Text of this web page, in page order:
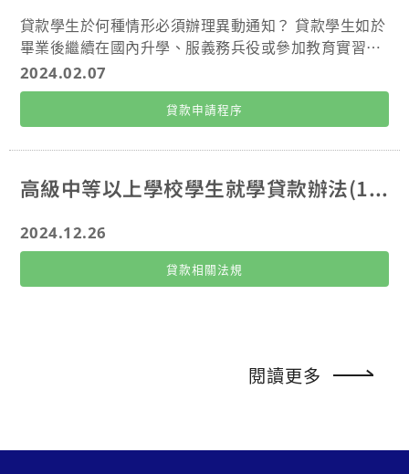
貸款學生於何種情形必須辦理異動通知？ 貸款學生如於
畢業後繼續在國內升學、服義務兵役或參加教育實習
者，應於事實發生時立即檢附相關證明文件【如：身分
證、繼續在國內就學之學生證、服義務兵役之應徵召服
役證明書（或：註明役種及退伍日期之在營證明）、或
教育主管機關核發之教師實習證】通知臺灣銀行承貸分
行(中壢分行)，並申請辦理償還期間起算日之異動手
續，否則視為放棄權利，應依借據原約定償還期間起算
日償還貸款。 貸款學生如有退學、休學、延遲畢業年
形者，亦應於事實發生時立即檢附相關證明文件通知臺
灣銀行承貸分行(中壢分行)。 貸款學生及連帶保證人之
戶籍地、通訊地址或聯絡電話有異動時，亦應立即通知
書。 從臺灣銀行就貸入口網https://sloan.bot.com.tw
2024.02.07
貸款申請程序
高級中等以上學校學生就學貸款辦法(113)
2024.12.26
貸款相關法規
閱讀更多